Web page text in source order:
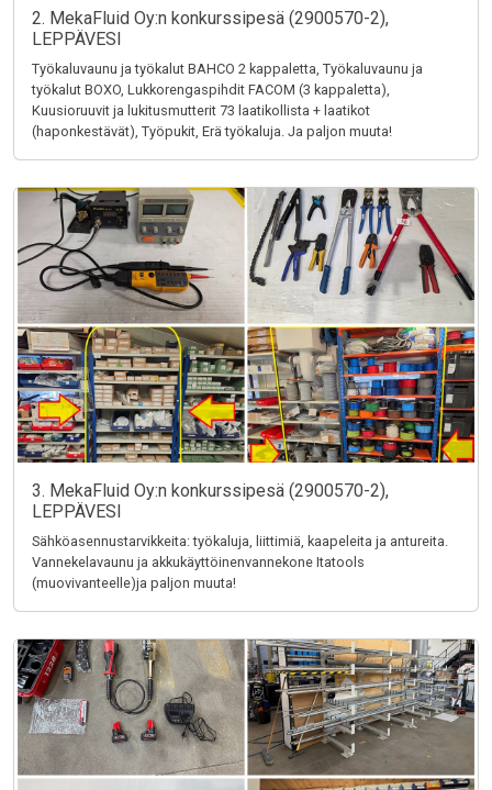
2. MekaFluid Oy:n konkurssipesä (2900570-2),
LEPPÄVESI
Työkaluvaunu ja työkalut BAHCO 2 kappaletta, Työkaluvaunu ja
työkalut BOXO, Lukkorengaspihdit FACOM (3 kappaletta),
Kuusioruuvit ja lukitusmutterit 73 laatikollista + laatikot
(haponkestävät), Työpukit, Erä työkaluja. Ja paljon muuta!
3. MekaFluid Oy:n konkurssipesä (2900570-2),
LEPPÄVESI
Sähköasennustarvikkeita: työkaluja, liittimiä, kaapeleita ja antureita.
Vannekelavaunu ja akkukäyttöinenvannekone Itatools
(muovivanteelle)ja paljon muuta!